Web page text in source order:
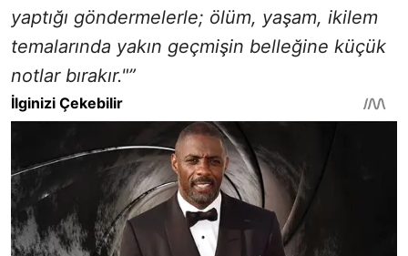
yaptığı göndermelerle; ölüm, yaşam, ikilem
temalarında yakın geçmişin belleğine küçük
notlar bırakır."”